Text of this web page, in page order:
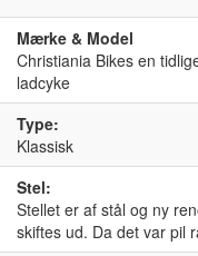
Mærke & Model
Christiania Bikes en
ladcyke
Type:
Klassisk
Stel:
Stellet er af stål og ny
skiftes ud. Da det var pil